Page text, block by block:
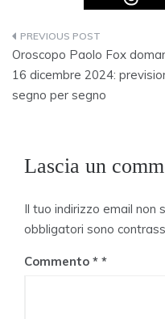
Navigazione
articoli
Oroscopo Paolo Fox
16 dicembre 2024:
segno per segno
Lascia un
Il tuo indirizzo email non
obbligatori sono
Commento *